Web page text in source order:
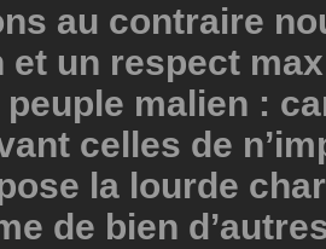
au contraire
et un respect
peuple malien :
celles de
la lourde
de bien